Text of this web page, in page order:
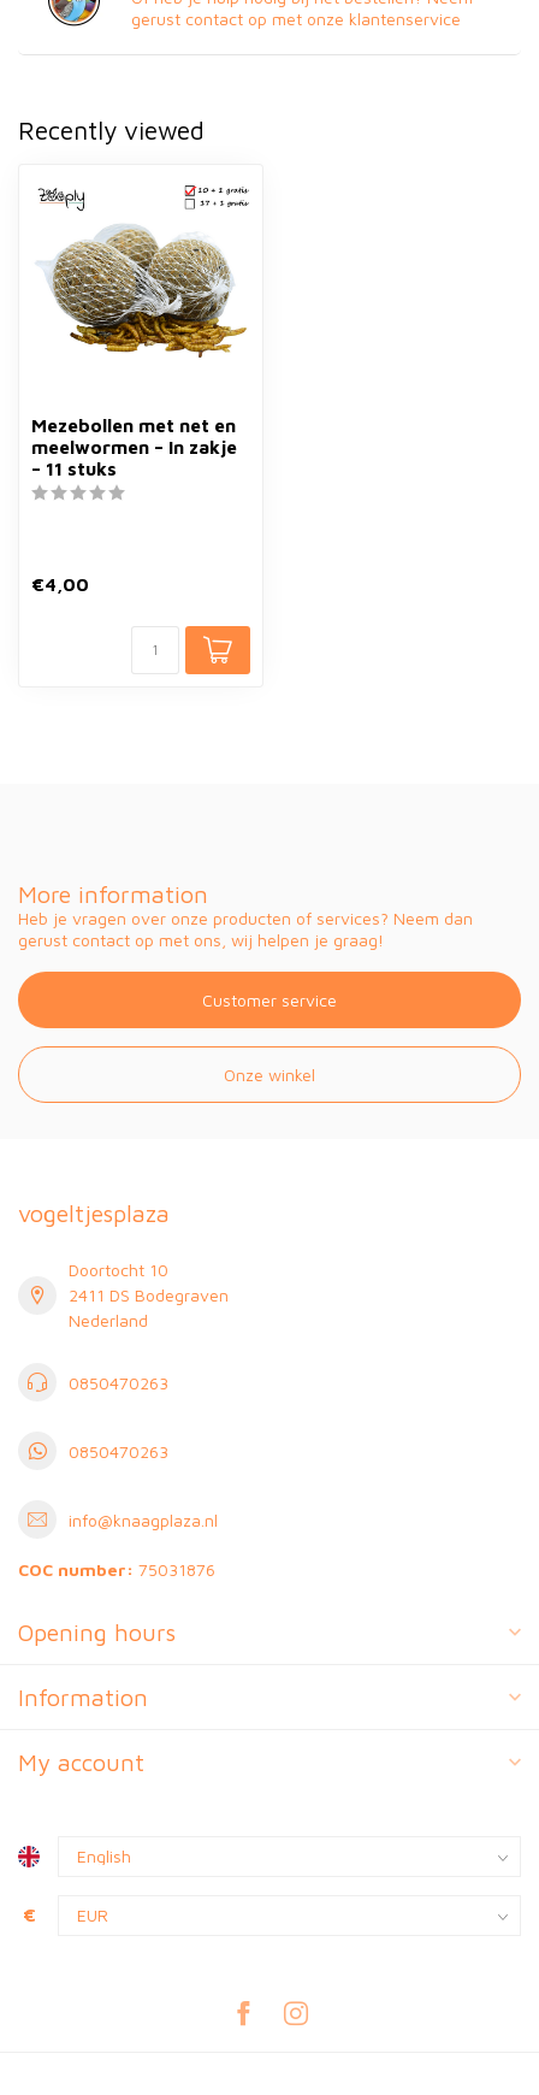
gerust contact op met onze klantenservice
Recently viewed
Mezebollen met net en
meelwormen – In zakje
– 11 stuks
€4,00
More information
Heb je vragen over onze producten of services? Neem dan
gerust contact op met ons, wij helpen je graag!
Customer service
Onze winkel
vogeltjesplaza
Doortocht 10
2411 DS Bodegraven
Nederland
0850470263
0850470263
info@knaagplaza.nl
COC number: 75031876
Opening hours
Information
My account
€